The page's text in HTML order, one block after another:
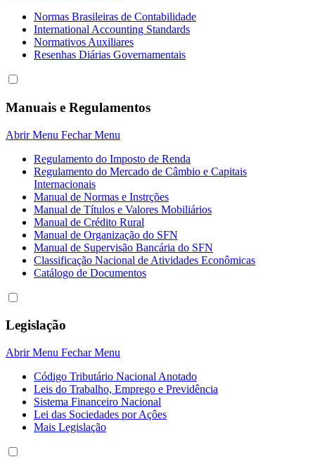
Normas Brasileiras de Contabilidade
International Accounting Standards
Normativos Auxiliares
Resenhas Diárias Governamentais
Manuais e Regulamentos
Abrir Menu Fechar Menu
Regulamento do Imposto de Renda
Regulamento do Mercado de Câmbio e Capitais
Internacionais
Manual de Normas e Instrções
Manual de Títulos e Valores Mobiliários
Manual de Crédito Rural
Manual de Organização do SFN
Manual de Supervisão Bancária do SFN
Classificação Nacional de Atividades Econômicas
Catálogo de Documentos
Legislação
Abrir Menu Fechar Menu
Código Tributário Nacional Anotado
Leis do Trabalho, Emprego e Previdência
Sistema Financeiro Nacional
Lei das Sociedades por Açôes
Mais Legislação